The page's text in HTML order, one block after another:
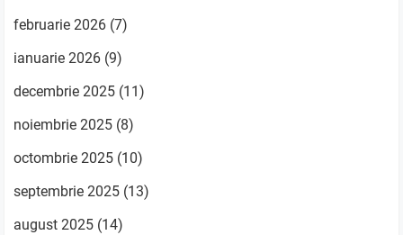
februarie 2026 (7)
ianuarie 2026 (9)
decembrie 2025 (11)
noiembrie 2025 (8)
octombrie 2025 (10)
septembrie 2025 (13)
august 2025 (14)